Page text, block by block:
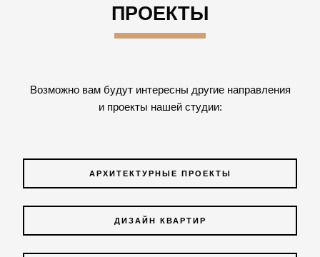
ПРОЕКТЫ
Возможно вам будут интересны другие направления
и проекты нашей студии:
АРХИТЕКТУРНЫЕ ПРОЕКТЫ
ДИЗАЙН КВАРТИР